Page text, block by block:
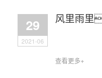
29
2021-06
风里雨
查看更多+